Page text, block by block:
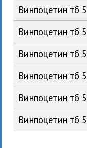
Винпоцетин тб
Винпоцетин
Винпоцетин тб
Винпоцетин тб
Винпоцетин
Винпоцетин